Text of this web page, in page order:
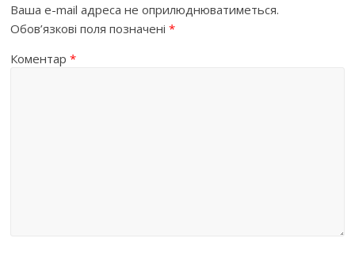
Ваша e-mail адреса не оприлюднюватиметься.
Обов’язкові поля позначені*
Коментар*